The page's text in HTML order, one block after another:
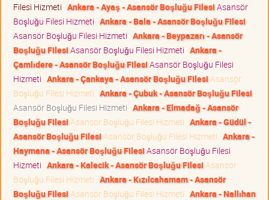
Filesi Hizmeti Ankara - Ayaş - Asansör Boşluğu FilesiAsansör
Boşluğu Filesi Hizmeti Ankara - Bala - Asansör Boşluğu Filesi
Asansör Boşluğu Filesi Hizmeti Ankara - Beypazarı - Asansör
Boşluğu FilesiAsansör Boşluğu Filesi Hizmeti Ankara -
Çamlıdere - Asansör Boşluğu FilesiAsansör Boşluğu Filesi
Hizmeti Ankara - Çankaya - Asansör Boşluğu Filesi Asansör
Boşluğu Filesi Hizmeti Ankara - Çubuk - Asansör Boşluğu Filesi
Asansör Boşluğu Filesi Hizmeti Ankara - Elmadağ - Asansör
Boşluğu Filesi Asansör Boşluğu Filesi Hizmeti Ankara - Güdül -
Asansör Boşluğu Filesi Asansör Boşluğu Filesi Hizmeti Ankara -
Haymana - Asansör Boşluğu FilesiAsansör Boşluğu Filesi
Hizmeti Ankara - Kalecik - Asansör Boşluğu Filesi Asansör
Boşluğu Filesi Hizmeti Ankara - Kızılcahamam - Asansör
Boşluğu Filesi Asansör Boşluğu Filesi Hizmeti Ankara - Nallıhan